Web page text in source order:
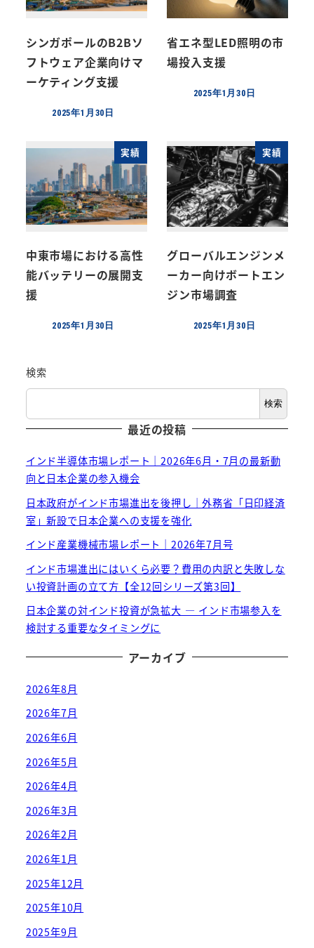
シンガポールのB2Bソ
フトウェア企業向けマ
ーケティング支援
投稿日
2025年1月30日
省エネ型LED照明の市
場投入支援
投稿日
2025年1月30日
実績
中東市場における高性
能バッテリーの展開支
援
投稿日
2025年1月30日
実績
グローバルエンジンメ
ーカー向けボートエン
ジン市場調査
投稿日
2025年1月30日
検索
検索
最近の投稿
インド半導体市場レポート｜2026年6月・7月の最新動
向と日本企業の参入機会
日本政府がインド市場進出を後押し｜外務省「日印経済
室」新設で日本企業への支援を強化
インド産業機械市場レポート｜2026年7月号
インド市場進出にはいくら必要？費用の内訳と失敗しな
い投資計画の立て方【全12回シリーズ第3回】
日本企業の対インド投資が急拡大 ― インド市場参入を
検討する重要なタイミングに
アーカイブ
2026年8月
2026年7月
2026年6月
2026年5月
2026年4月
2026年3月
2026年2月
2026年1月
2025年12月
2025年10月
2025年9月